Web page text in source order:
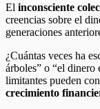
El inconsciente
creencias sobre el
generaciones
¿Cuántas veces ha
árboles” o “el dinero
limitantes pueden
crecimiento